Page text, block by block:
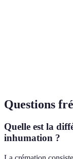
Questions
Quelle est la
inhumation ?